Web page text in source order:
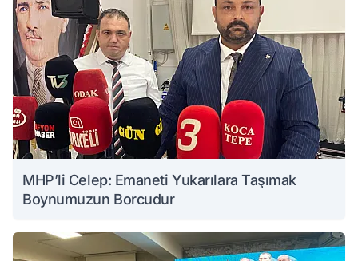
MHP’li Celep: Emaneti Yukarılara Taşımak
Boynumuzun Borcudur